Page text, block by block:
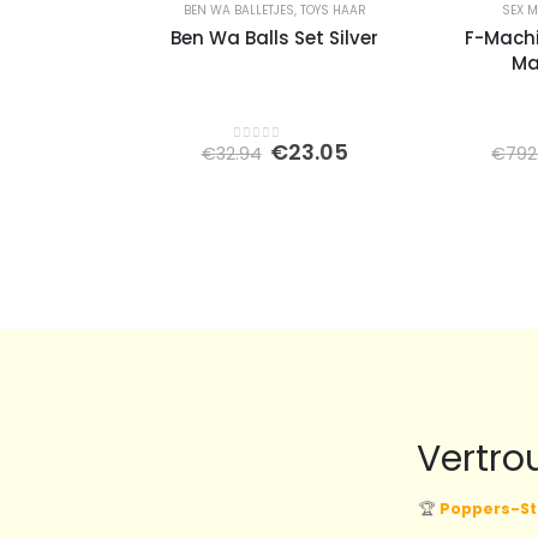
BEN WA BALLETJES, TOYS HAAR
Ben Wa Balls Set Silver
0out of 5
€32.94 Oorspronkelijke
€23.05Huidige
SEX
F-
€
🏆 Poppers-